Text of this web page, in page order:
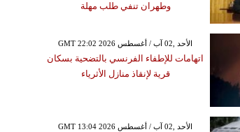
وطهران تنفي طلب مهلة
GMT 22:02 2026 الأحد ,02 آب / أغسطس
اتهامات للإطفاء الفرنسي بالتضحية بسكان
قرية لإنقاذ منازل الأثرياء
GMT 13:04 2026 الأحد ,02 آب / أغسطس